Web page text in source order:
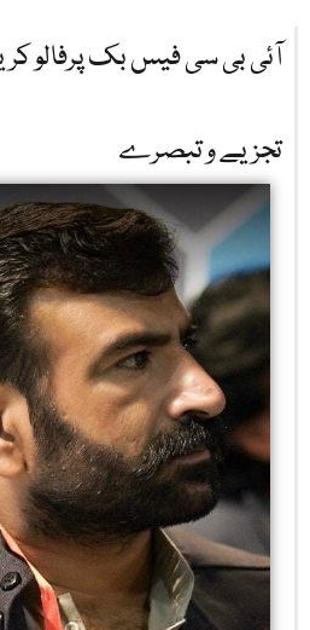
آئی بی سی فیس بک پرفالو
تجزیے و تبصرے